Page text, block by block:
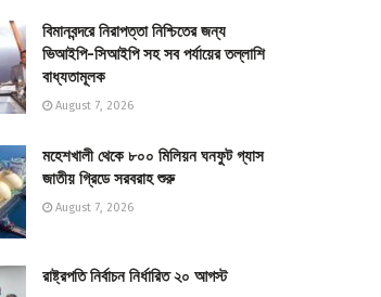
বিমানবন্দরে নিরাপত্তা নিশ্চিতের জন্য
ভিআইপি-সিআইপি সহ সব পর্যায়ের তল্লাশি
বাধ্যতামূলক
August 7, 2026
মহেশখালী থেকে ৮০০ মিলিয়ন ঘনফুট গ্যাস
জাতীয় গ্রিডে সরবরাহ শুরু
August 7, 2026
রাষ্ট্রপতি নির্বাচন নির্ধারিত ২০ আগস্ট